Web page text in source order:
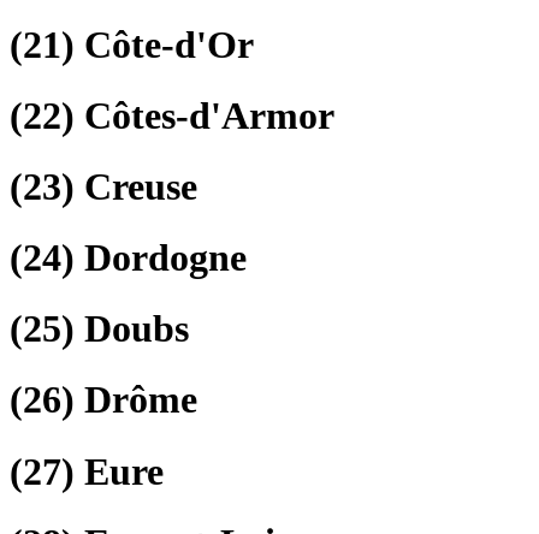
(21) Côte-d'Or
(22) Côtes-d'Armor
(23) Creuse
(24) Dordogne
(25) Doubs
(26) Drôme
(27) Eure